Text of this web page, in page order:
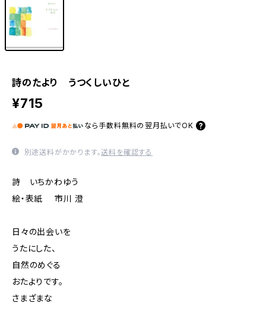
詩のたより うつくしいひと
¥715
なら 手数料無料の 翌月払いでOK
別途送料がかかります。送料を確認する
詩 いちかわゆう
絵・表紙 市川 澄
日々の出会いを
うたにした、
自然のめぐる
おたよりです。
さまざまな